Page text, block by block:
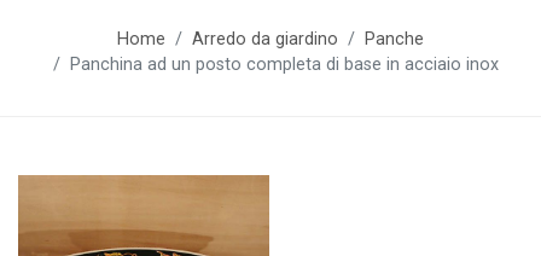
Home Arredo da giardino
Panche
Panchina ad un posto completa di base in acciaio inox